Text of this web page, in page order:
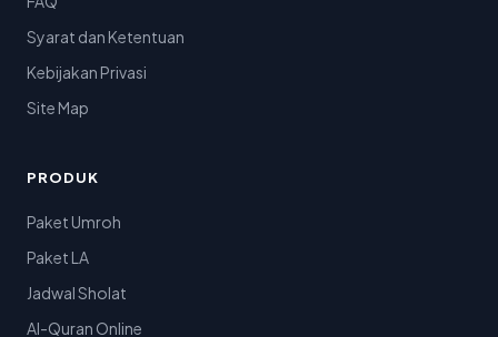
Syarat dan Ketentuan
Kebijakan Privasi
Site Map
PRODUK
Paket Umroh
Paket LA
Jadwal Sholat
Al-Quran Online